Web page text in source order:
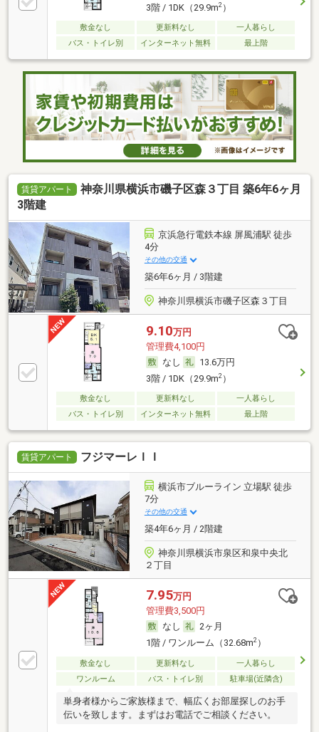
3階 / 1DK（29.9m2）
敷金なし 更新料なし
一人暮らし
バス・トイレ別
インターネット無料 最上階
賃貸アパート
神奈川県横浜市磯子区森３丁目 築6年6ヶ月
3階建
京浜急行電鉄本線 屏風浦駅 徒歩
4分
その他の交通
築6年6ヶ月 / 3階建
神奈川県横浜市磯子区森３丁目
9.10万円
管理費4,100円
なし
13.6万円
3階 / 1DK（29.9m2）
敷金なし 更新料なし
一人暮らし
バス・トイレ別
インターネット無料 最上階
賃貸アパート フジマーレＩＩ
横浜市ブルーライン 立場駅 徒歩
7分
その他の交通
築4年6ヶ月 / 2階建
神奈川県横浜市泉区和泉中央北
２丁目
7.95万円
管理費3,500円
なし
2ヶ月
1階 / ワンルーム（32.68m2）
敷金なし 更新料なし
一人暮らし
ワンルーム
バス・トイレ別 駐車場(近隣含)
単身者様からご家族様まで、幅広くお部屋探しのお手
伝いを致します。まずはお電話でご相談ください。